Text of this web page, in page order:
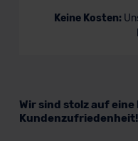
Keine Kosten:
Wir sind stolz auf eine
Kundenzufriedenheit!